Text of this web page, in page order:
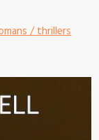
/ thrillers